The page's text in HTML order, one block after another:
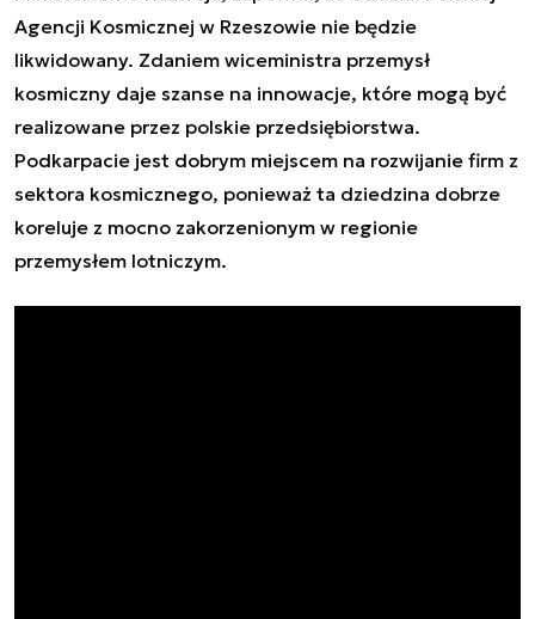
Agencji Kosmicznej w Rzeszowie nie będzie
likwidowany. Zdaniem wiceministra przemysł
kosmiczny daje szanse na innowacje, które mogą być
realizowane przez polskie przedsiębiorstwa.
Podkarpacie jest dobrym miejscem na rozwijanie firm z
sektora kosmicznego, ponieważ ta dziedzina dobrze
koreluje z mocno zakorzenionym w regionie
przemysłem lotniczym.